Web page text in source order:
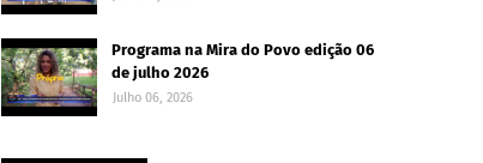
Programa na Mira do Povo edição 06
de julho 2026
Julho 06, 2026